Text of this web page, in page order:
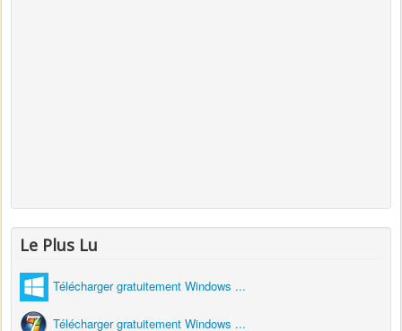
Le Plus Lu
Télécharger gratuitement Windows ...
Télécharger gratuitement Windows ...